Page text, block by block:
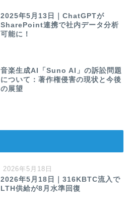
2025年5月13日｜ChatGPTが
SharePoint連携で社内データ分析
可能に！
音楽生成AI「Suno AI」の訴訟問題
について：著作権侵害の現状と今後
の展望
2026年5月18日
2026年5月18日｜316KBTC流入で
LTH供給が8月水準回復